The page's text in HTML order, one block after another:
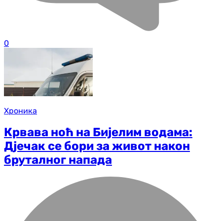
0
Хроника
Крвава ноћ на Бијелим водама:
Дјечак се бори за живот након
бруталног напада